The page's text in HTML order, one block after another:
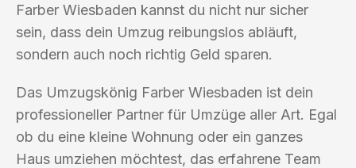
Farber Wiesbaden kannst du nicht nur sicher
sein, dass dein Umzug reibungslos abläuft,
sondern auch noch richtig Geld sparen.
Das Umzugskönig Farber Wiesbaden ist dein
professioneller Partner für Umzüge aller Art. Egal
ob du eine kleine Wohnung oder ein ganzes
Haus umziehen möchtest, das erfahrene Team